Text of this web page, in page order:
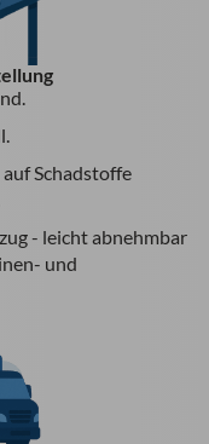
Schadstoffe
- leicht abnehmbar
und